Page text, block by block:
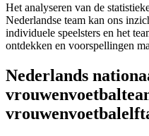
Het analyseren van de
Nederlandse team kan ons
individuele speelsters en het
ontdekken en voorspellingen
Nederlands